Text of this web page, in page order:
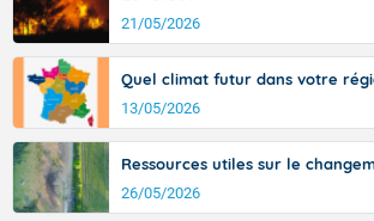
21/05/2026
Quel climat futur dans votre
13/05/2026
Ressources utiles sur le
26/05/2026